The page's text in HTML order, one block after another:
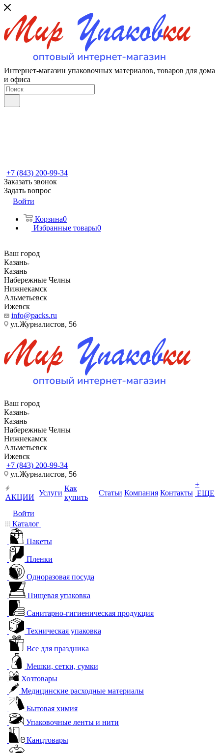
Интернет-магазин упаковочных материалов, товаров для дома
и офиса
+7 (843) 200-99-34
Заказать звонок
Задать вопрос
Войти
Корзина0
Избранные товары0
Ваш город
Казань
Казань
Набережные Челны
Нижнекамск
Альметьевск
Ижевск
info@packs.ru
ул.Журналистов, 56
Ваш город
Казань
Казань
Набережные Челны
Нижнекамск
Альметьевск
Ижевск
+7 (843) 200-99-34
ул.Журналистов, 56
АКЦИИ
Услуги
Как
купить
Статьи Компания Контакты
+
ЕЩЕ
Войти
Каталог
Пакеты
Пленки
Одноразовая посуда
Пищевая упаковка
Санитарно-гигиеническая продукция
Техническая упаковка
Все для праздника
Мешки, сетки, сумки
Хозтовары
Медицинские расходные материалы
Бытовая химия
Упаковочные ленты и нити
Канцтовары